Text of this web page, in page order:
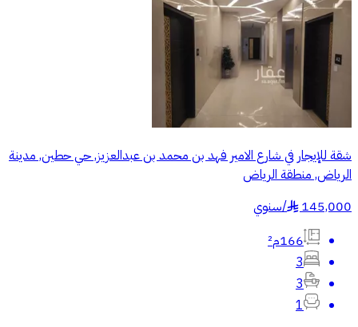
شقة للإيجار في شارع الامير فهد بن محمد بن عبدالعزيز, حي حطين, مدينة
الرياض, منطقة الرياض
145,000
§
/سنوي
166م²
3
3
1